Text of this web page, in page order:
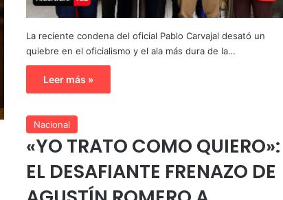
La reciente condena del oficial Pablo Carvajal desató un
quiebre en el oficialismo y el ala más dura de la…
Leer más »
Nacional
«YO TRATO COMO QUIERO»:
EL DESAFIANTE FRENAZO DE